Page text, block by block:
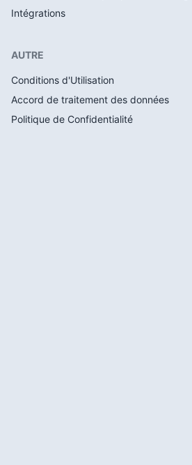
Intégrations
AUTRE
Conditions d'Utilisation
Accord de traitement des données
Politique de Confidentialité